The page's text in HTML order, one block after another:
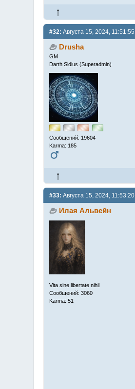
#32: Августа 15, 2024, 11:51:55
Drusha
GM
Darth Sidius (Superadmin)
Сообщений: 19604
Karma: 185
#33: Августа 15, 2024, 11:53:20
Илая Альвейн
Vita sine libertate nihil
Сообщений: 3060
Karma: 51